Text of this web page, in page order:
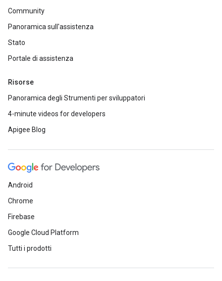
Community
Panoramica sull'assistenza
Stato
Portale di assistenza
Risorse
Panoramica degli Strumenti per sviluppatori
4-minute videos for developers
Apigee Blog
Android
Chrome
Firebase
Google Cloud Platform
Tutti i prodotti